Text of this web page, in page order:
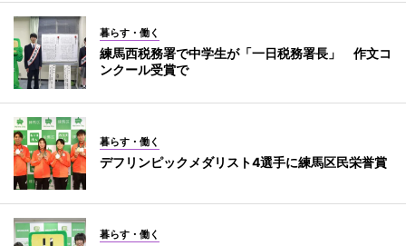
暮らす・働く
練馬西税務署で中学生が「一日税務署長」 作文コ
ンクール受賞で
暮らす・働く
デフリンピックメダリスト4選手に練馬区民栄誉賞
暮らす・働く